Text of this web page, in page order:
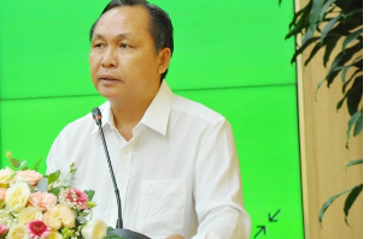
hội thảo, ông Lê Công Lý, Phó Chủ tịch
thành phố Cần Thơ nhấn mạnh, logistics
của nền kinh tế, quyết định năng lực tổ
hàng hóa, dữ liệu, thương mại và giá trị.